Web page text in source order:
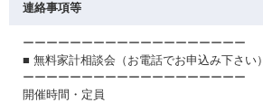
連絡事項等
ーーーーーーーーーーーーーーーーーーー
■ 無料家計相談会（お電話でお申込み下さい）
ーーーーーーーーーーーーーーーーーーー
開催時間・定員